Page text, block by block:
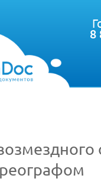
8